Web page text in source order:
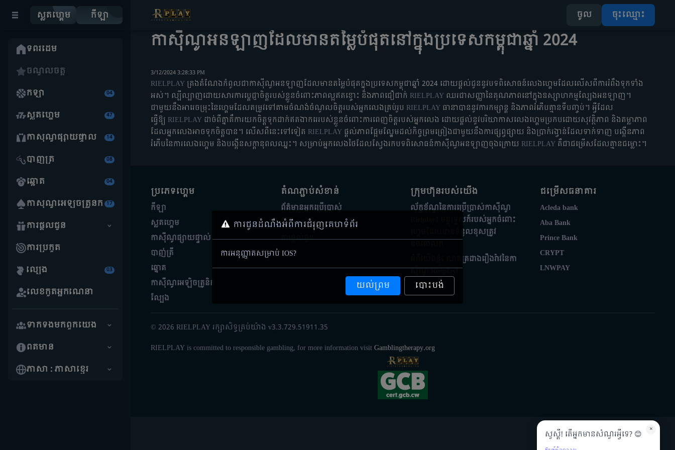
ស្លតហ្គេម កីឡា
ទំព័រដើម
ចំណូលចិត្ត
កីឡា
04
ស្លតហ្គេម 47
កាស៊ីណូផ្សាយផ្ទាល់ 14
បាញ់ត្រី 08
ឆ្នោត 04
កាស៊ីណូអេឡិចត្រូនិក 17
ការផ្តល់ជូន
ការប្រកួត
ល្បែង
03
លេខកូតអ្នកណែនាំ
ទាក់ទង​មក​ពួក​យើង
ព័ត៌មាន
ភាសា : ភាសាខ្មែរ
ចូល ចុះឈ្មោះ
កាស៊ីណូអនឡាញដែលមានតម្លៃបំផុតនៅក្នុងប្រទេសកម្ពុជាឆ្នាំ 2024
3/12/2024 3:28:33 PM
RIELPLAY គ្រងតំណែងកំពូលជាកាស៊ីណូអនឡាញដែលមានតម្លៃបំផុតក្នុងប្រទេសកម្ពុជាឆ្នាំ 2024 ដោយផ្តល់ជូននូវបទពិសោធន៍លេងហ្គេមដែលលើសពីការរំពឹងទុកទាំង
អស់។ ល្បីល្បាញដោយសារការប្តេជ្ញាចិត្តរបស់ខ្លួនចំពោះភាពល្អឥតខ្ចោះ និងភាពជឿជាក់ RIELPLAY ឈរជាសញ្ញានៃគុណភាពនៅក្នុងឧស្សាហកម្មល្បែងអនឡាញ។
ជាមួយនឹងអារេចម្រុះនៃហ្គេមដែលតម្រូវទៅតាមចំណង់ចំណូលចិត្តរបស់អ្នកលេងគ្រប់រូប RIELPLAY ធានាបាននូវការកម្សាន្ត និងភាពរំភើបគ្មានទីបញ្ចប់។ អ្វីដែល
ធ្វើឱ្យ RIELPLAY ដាច់ពីគ្នាគឺការយកចិត្តទុកដាក់ឥតងាករេរបស់ខ្លួនចំពោះការពេញចិត្តរបស់អ្នកលេង ដោយផ្តល់នូវបរិយាកាសលេងហ្គេមប្រកបដោយសុវត្ថិភាព និងតម្លាភាព
ដែលអ្នកលេងអាចទុកចិត្តបាន។ លើសពីនេះទៅទៀត RIELPLAY ផ្តល់ភាពផ្អែមល្ហែមដល់កិច្ចព្រមព្រៀងជាមួយនឹងការផ្សព្វផ្សាយ និងប្រាក់រង្វាន់ដែលទាក់ទាញ បង្កើនភាព
រំភើបនៃការលេងហ្គេម និងបង្កើនសក្តានុពលឈ្នះ។ សម្រាប់អ្នកលេងថៃដែលស្វែងរកបទពិសោធន៍កាស៊ីណូអនឡាញចុងក្រោយ RIELPLAY គឺជាជម្រើសដែលគ្មានជម្លោះ។
ប្រភេទហ្គេម
កីឡា
ស្លតហ្គេម
កាស៊ីណូផ្សាយផ្ទាល់
បាញ់ត្រី
ឆ្នោត
កាស៊ីណូអេឡិចត្រូនិក
ល្បែង
តំណភ្ជាប់សំខាន់
ព័ត៌មានអ្នកប្រើប្រាស់
ប្រភេទហ្គេម
ការផ្តល់ជូន
ក្រុមហ៊ុន​របស់​យើង
ល័ក្ខខ័ណ្ឌនៃការប្រើប្រាស់កាស៊ីណូ
Rielplay៖ មគ្គុទ្ទេសក៍របស់អ្នកចំពោះ
ហ្គេមដែលមានទំនួលខុសត្រូវ
អំពីយើងខ្ញុំ៖ លាតត្រដាងរឿងរ៉ាវនៃកា
ស៊ីណូ Rielplay!
ជម្រើសធនាគារ
Acleda bank
Aba Bank
Prince Bank
CRYPT
LNWPAY
©2026 RIELPLAY រក្សា​សិទ្ធ​គ្រប់យ៉ាង v3.3.729.51911.35
RIELPLAY is committed to responsible gambling, for more information visitGamblingtherapy.org
ការជូនដំណឹងអំពីការជំរុញគេហទំព័រ
ការអនុញ្ញាតសម្រាប់ IOS?
យល់ព្រម បោះបង់
×
សួស្តី! តើអ្នកមានសំណួរអ្វីទេ? 😊